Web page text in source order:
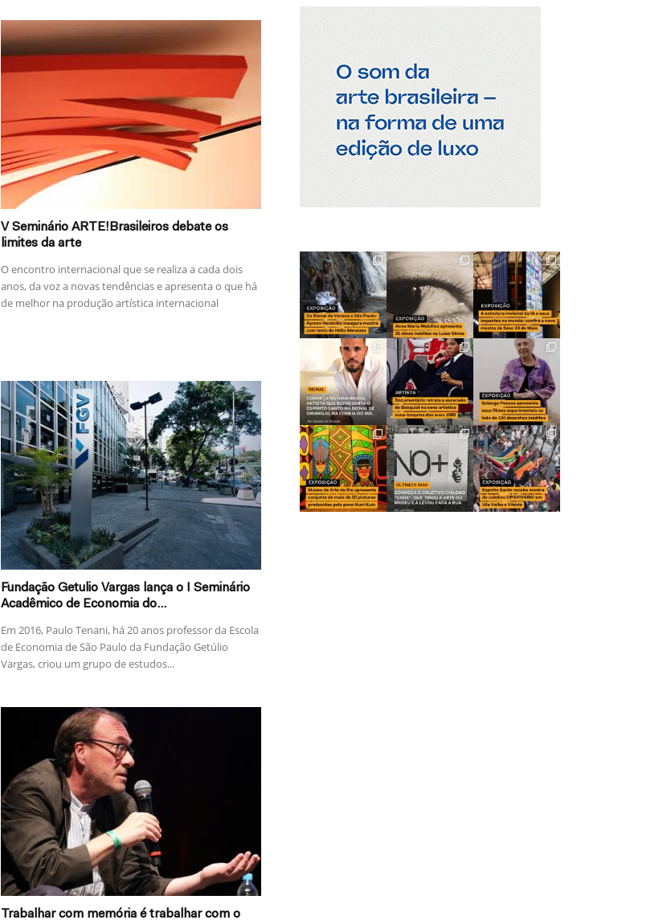
V Seminário ARTE!Brasileiros debate os
limites da arte
O encontro internacional que se realiza a cada dois
anos, da voz a novas tendências e apresenta o que há
de melhor na produção artística internacional
Fundação Getulio Vargas lança o I Seminário
Acadêmico de Economia do...
Em 2016, Paulo Tenani, há 20 anos professor da Escola
de Economia de São Paulo da Fundação Getúlio
Vargas, criou um grupo de estudos...
Trabalhar com memória é trabalhar com o